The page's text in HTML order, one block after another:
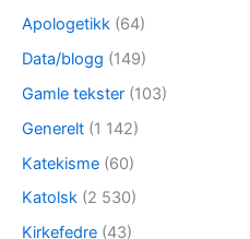
Apologetikk (64)
Data/blogg (149)
Gamle tekster (103)
Generelt (1 142)
Katekisme (60)
Katolsk (2 530)
Kirkefedre (43)